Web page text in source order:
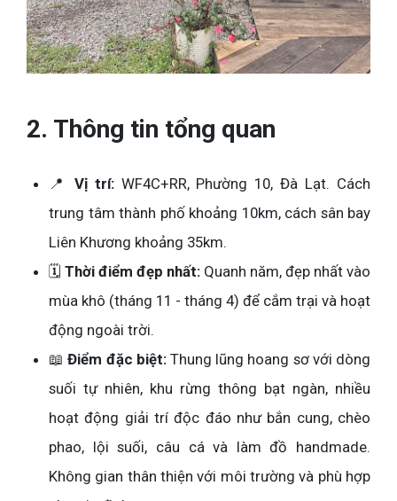
2. Thông tin tổng quan
📍 Vị trí:WF4C+RR, Phường 10, Đà Lạt. Cách
trung tâm thành phố khoảng 10km, cách sân bay
Liên Khương khoảng 35km.
🗓️ Thời điểm đẹp nhất: Quanh năm, đẹp nhất vào
mùa khô (tháng 11 - tháng 4) để cắm trại và hoạt
động ngoài trời.
📖Điểm đặc biệt:Thung lũng hoang sơ với dòng
suối tự nhiên, khu rừng thông bạt ngàn, nhiều
hoạt động giải trí độc đáo như bắn cung, chèo
phao, lội suối, câu cá và làm đồ handmade.
Không gian thân thiện với môi trường và phù hợp